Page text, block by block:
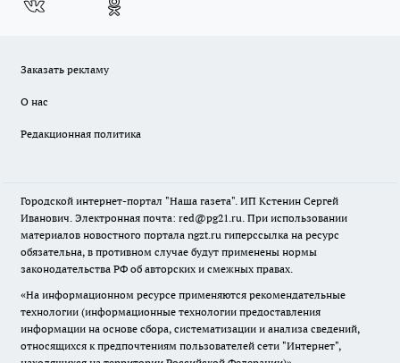
Заказать рекламу
О нас
Редакционная политика
Городской интернет-портал "Наша газета". ИП Кстенин Сергей
Иванович. Электронная почта: red@pg21.ru. При использовании
материалов новостного портала ngzt.ru гиперссылка на ресурс
обязательна, в противном случае будут применены нормы
законодательства РФ об авторских и смежных правах.
«На информационном ресурсе применяются рекомендательные
технологии (информационные технологии предоставления
информации на основе сбора, систематизации и анализа сведений,
относящихся к предпочтениям пользователей сети "Интернет",